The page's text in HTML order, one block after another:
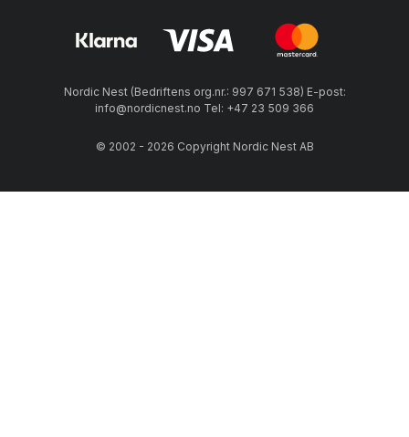
Nordic Nest (Bedriftens org.nr.: 997 671 538) E-post:
info@nordicnest.no Tel: +47 23 509 366
© 2002 - 2026 Copyright Nordic Nest AB